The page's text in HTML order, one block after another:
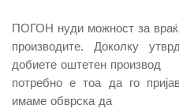
ПОГОН нуди можност за
производите. Доколку
добиете оштетен производ
потребно е тоа да го
имаме обврска да